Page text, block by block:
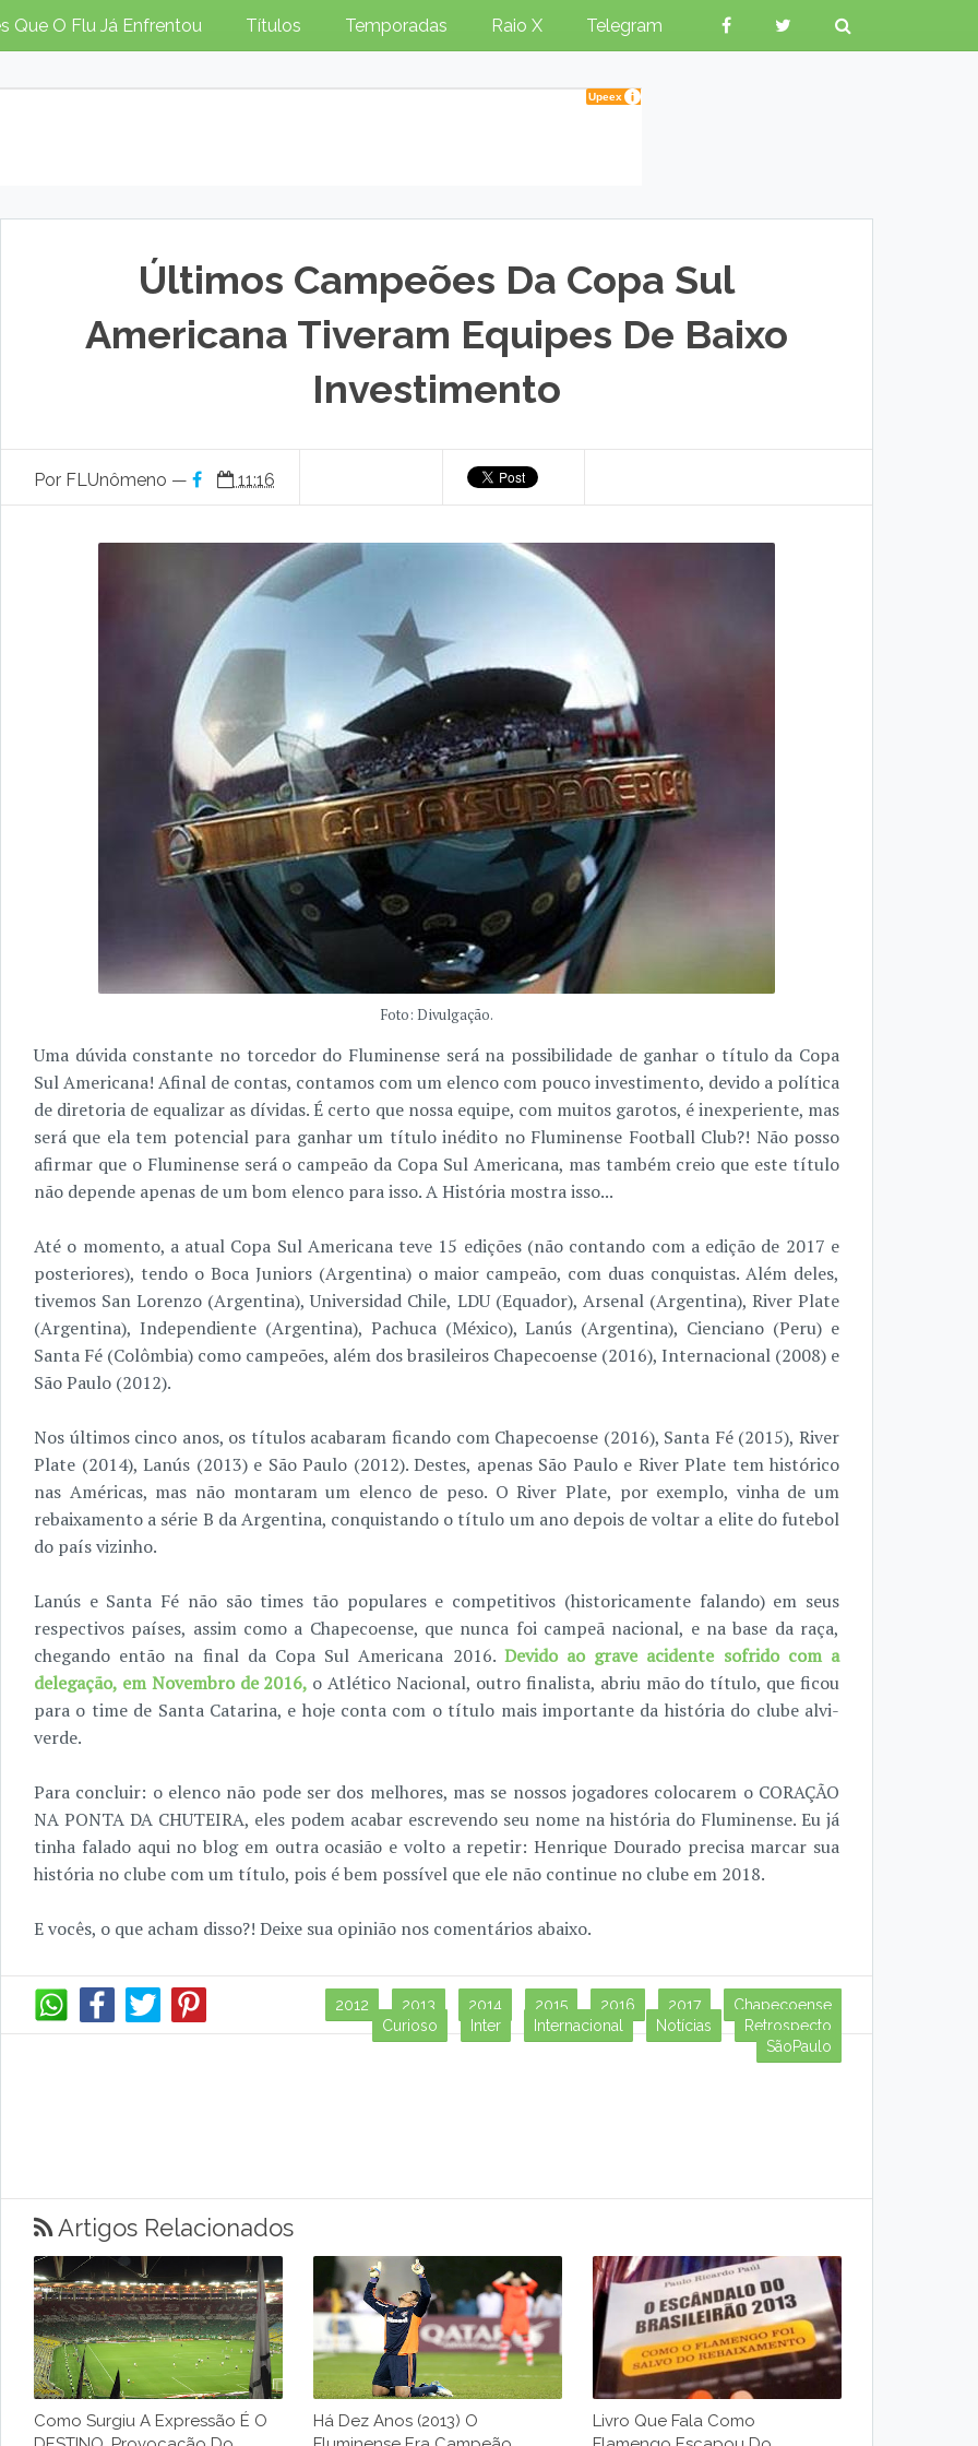
Que O Flu Já Enfrentou Títulos Temporadas Raio X Telegram
Últimos Campeões Da Copa Sul
Americana Tiveram Equipes De Baixo
Investimento
Por FLUnômeno — 11:16
Foto: Divulgação.
Uma dúvida constante no torcedor do Fluminense será na possibilidade de ganhar o título da Copa
Sul Americana! Afinal de contas, contamos com um elenco com pouco investimento, devido a política
de diretoria de equalizar as dívidas. É certo que nossa equipe, com muitos garotos, é inexperiente, mas
será que ela tem potencial para ganhar um título inédito no Fluminense Football Club?! Não posso
afirmar que o Fluminense será o campeão da Copa Sul Americana, mas também creio que este título
não depende apenas de um bom elenco para isso. A História mostra isso...
Até o momento, a atual Copa Sul Americana teve 15 edições (não contando com a edição de 2017 e
posteriores), tendo o Boca Juniors (Argentina) o maior campeão, com duas conquistas. Além deles,
tivemos San Lorenzo (Argentina), Universidad Chile, LDU (Equador), Arsenal (Argentina), River Plate
(Argentina), Independiente (Argentina), Pachuca (México), Lanús (Argentina), Cienciano (Peru) e
Santa Fé (Colômbia) como campeões, além dos brasileiros Chapecoense (2016), Internacional (2008) e
São Paulo (2012).
Nos últimos cinco anos, os títulos acabaram ficando com Chapecoense (2016), Santa Fé (2015), River
Plate (2014), Lanús (2013) e São Paulo (2012). Destes, apenas São Paulo e River Plate tem histórico
nas Américas, mas não montaram um elenco de peso. O River Plate, por exemplo, vinha de um
rebaixamento a série B da Argentina, conquistando o título um ano depois de voltar a elite do futebol
do país vizinho.
Lanús e Santa Fé não são times tão populares e competitivos (historicamente falando) em seus
respectivos países, assim como a Chapecoense, que nunca foi campeã nacional, e na base da raça,
chegando então na final da Copa Sul Americana 2016. Devido ao grave acidente sofrido com a
delegação, em Novembro de 2016, o Atlético Nacional, outro finalista, abriu mão do título, que ficou
para o time de Santa Catarina, e hoje conta com o título mais importante da história do clube alvi-
verde.
Para concluir: o elenco não pode ser dos melhores, mas se nossos jogadores colocarem o CORAÇÃO
NA PONTA DA CHUTEIRA, eles podem acabar escrevendo seu nome na história do Fluminense. Eu já
tinha falado aqui no blog em outra ocasião e volto a repetir: Henrique Dourado precisa marcar sua
história no clube com um título, pois é bem possível que ele não continue no clube em 2018.
E vocês, o que acham disso?! Deixe sua opinião nos comentários abaixo.
2012 2013 2014 2015 2016 2017
Chapecoense
Curioso
Inter Internacional Notícias
Retrospecto
SãoPaulo
Artigos Relacionados
Como Surgiu A Expressão É O
Há Dez Anos (2013) O
Livro Que Fala Como